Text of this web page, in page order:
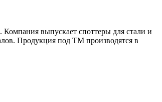
выпускает споттеры для стали и
Продукция под ТМ производятся в